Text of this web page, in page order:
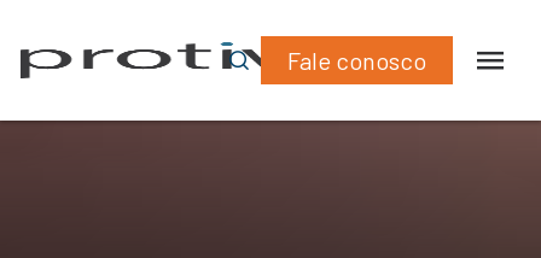
Fale conosco